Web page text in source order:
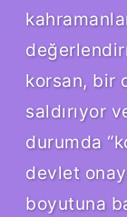
korsan, bir
saldırıyor
durumda
devlet
boyutuna